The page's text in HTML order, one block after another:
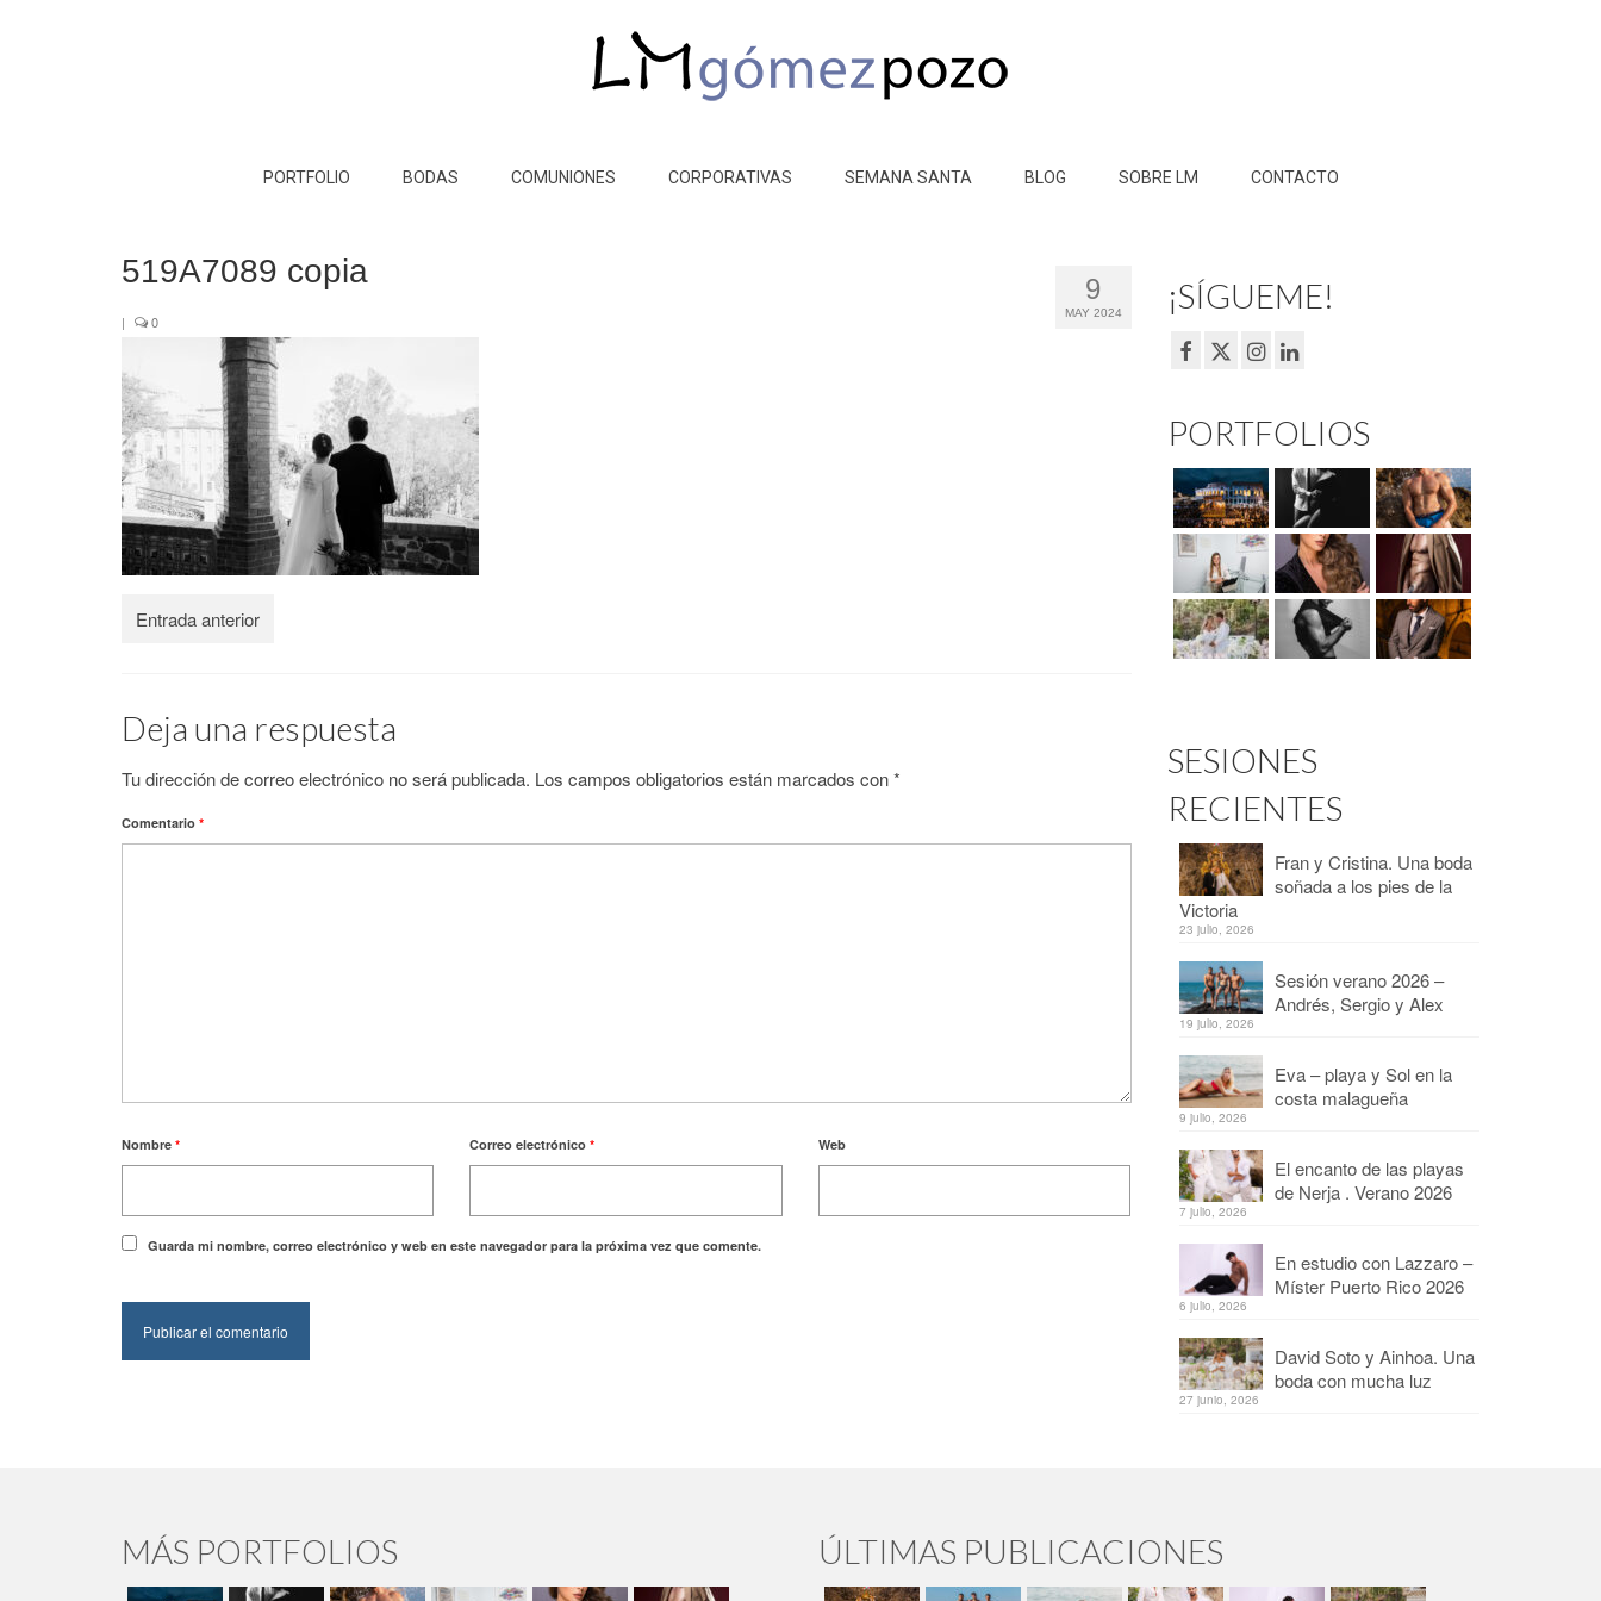
PORTFOLIO BODAS COMUNIONES CORPORATIVAS SEMANA SANTA BLOG SOBRE LM CONTACTO
9
MAY 2024
519A7089 copia
| 0
Entrada anterior
Deja una respuesta
Tu dirección de correo electrónico no será publicada. Los campos obligatorios están marcados con*
Comentario *
Nombre * Correo electrónico* Web
Guarda mi nombre, correo electrónico y web en este navegador para la próxima vez que comente.
¡SÍGUEME!
PORTFOLIOS
SESIONES
RECIENTES
Fran y Cristina. Una boda
soñada a los pies de la
Victoria
23 julio, 2026
Sesión verano 2026 –
Andrés, Sergio y Alex
19 julio, 2026
Eva – playa y Sol en la
costa malagueña
9 julio, 2026
El encanto de las playas
de Nerja . Verano 2026
7 julio, 2026
En estudio con Lazzaro –
Míster Puerto Rico 2026
6 julio, 2026
David Soto y Ainhoa. Una
boda con mucha luz
27 junio, 2026
MÁS PORTFOLIOS ÚLTIMAS PUBLICACIONES